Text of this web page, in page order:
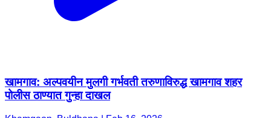
खामगाव: अल्पवयीन मुलगी गर्भवती तरुणाविरुद्ध खामगाव शहर
पोलीस ठाण्यात गुन्हा दाखल